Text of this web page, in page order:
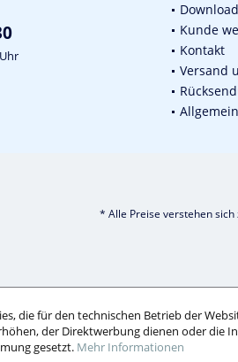
Download
Kunde
Kontakt
Versand
* Alle Preise verstehen
die für den technischen Betrieb der
der Direktwerbung dienen oder die
gesetzt. Mehr Informationen